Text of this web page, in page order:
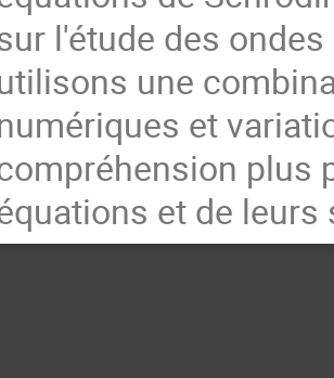
l'étude des
une
et
plus
et de